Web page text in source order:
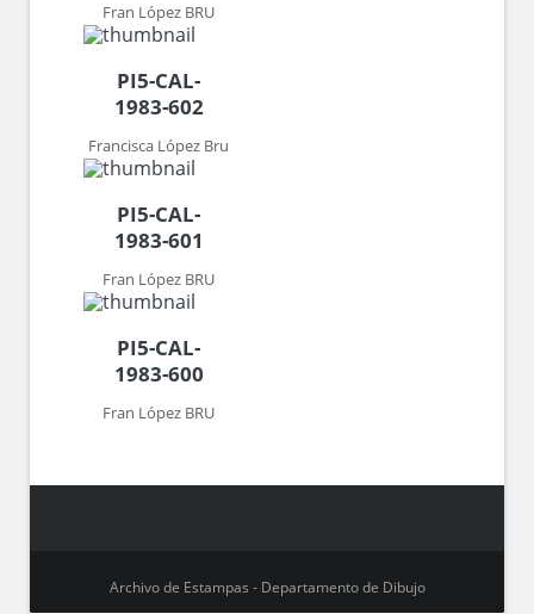
Fran López BRU
PI5-CAL-
1983-602
Francisca López Bru
PI5-CAL-
1983-601
Fran López BRU
PI5-CAL-
1983-600
Fran López BRU
Archivo de Estampas - Departamento de Dibujo